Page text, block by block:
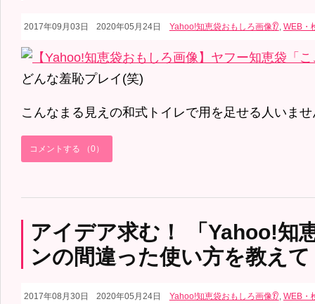
2017年09月03日 2020年05月24日 Yahoo!知恵袋おもしろ画像👂, WEB・
どんな羞恥プレイ(笑)
こんなまる見えの和式トイレで用を足せる人いま
コメントする （0）
アイデア求む！ 「Yahoo!知
ンの間違った使い方を教え
2017年08月30日 2020年05月24日 Yahoo!知恵袋おもしろ画像👂, WEB・